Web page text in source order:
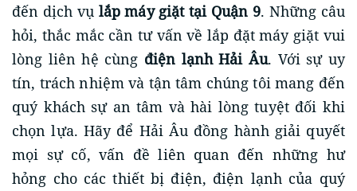
đến dịch vụ lắp máy giặt tại Quận 9. Những câu
hỏi, thắc mắc cần tư vấn về lắp đặt máy giặt vui
lòng liên hệ cùng điện lạnh Hải Âu. Với sự uy
tín, trách nhiệm và tận tâm chúng tôi mang đến
quý khách sự an tâm và hài lòng tuyệt đối khi
chọn lựa. Hãy để Hải Âu đồng hành giải quyết
mọi sự cố, vấn đề liên quan đến những hư
hỏng cho các thiết bị điện, điện lạnh của quý